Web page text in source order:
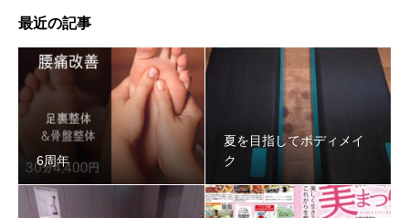
最近の記事
6周年
夏を目指してボディメイ
ク